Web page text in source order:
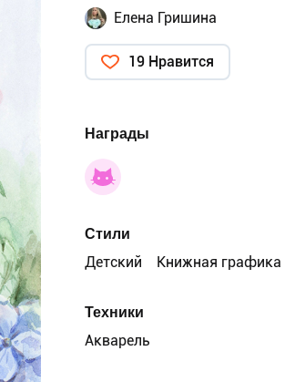
Елена Гришина
19 Нравится
Награды
Стили
Детский
Книжная графика
Техники
Акварель